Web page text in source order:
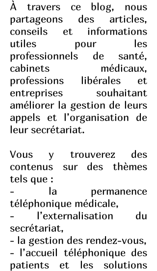
À travers ce blog, nous
partageons des articles,
conseils et informations
utiles pour les
professionnels de santé,
cabinets médicaux,
professions libérales et
entreprises souhaitant
améliorer la gestion de leurs
appels et l’organisation de
leur secrétariat.
Vous y trouverez des
contenus sur des thèmes
tels que :
- la permanence
téléphonique médicale,
- l’externalisation du
secrétariat,
- la gestion des rendez-vous,
- l’accueil téléphonique des
patients et les solutions